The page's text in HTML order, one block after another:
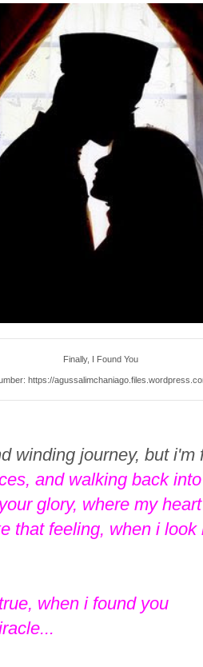
Finally, I Found You
https://
winding journey, but i'm
and walking back
glory, where my
that feeling, when i
when i found you